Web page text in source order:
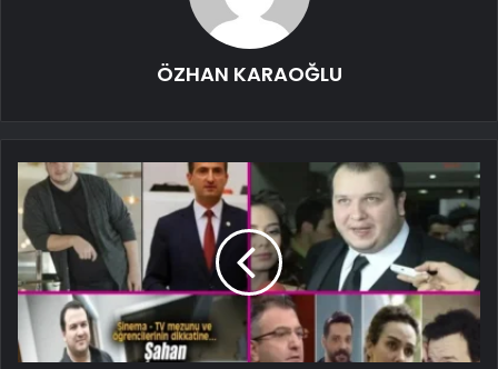
ÖZHAN KARAOĞLU